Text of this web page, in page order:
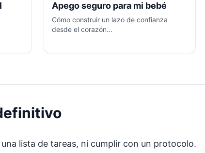
Apego seguro para mi bebé
Cómo construir un lazo de confianza
desde el corazón...
lista de tareas, ni cumplir con un protocolo.